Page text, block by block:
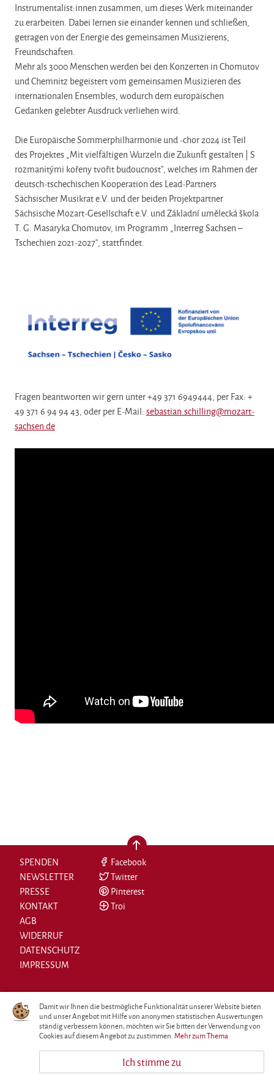
Instrumentalist:innen zusammen, um dieses Werk miteinander
zu erarbeiten. Dabei lernen sie einander kennen und schließen,
getragen von der Energie des gemeinsamen Musizierens,
Freundschaften.
Mehr als 3000 Menschen werden bei den Konzerten in Chomutov
und Chemnitz begeistert vom gemeinsamen Musizieren des
internationalen Ensembles, wodurch dem europäischen
Gedanken gelebter Ausdruck verliehen wird.
Die Europäische Sommerphilharmonie und -chor 2024 ist Teil
des Projektes „Mit vielfältigen Wurzeln die Zukunft gestalten | S
rozmanitými kořeny tvořit budoucnost“, welches im Rahmen der
deutsch-tschechischen Kooperation des Lead-Partners
Sächsischer Musikrat e.V. und der beiden Projektpartner
Sächsische Mozart-Gesellschaft e.V. und Základní umělecká škola
T. G. Masaryka Chomutov, im Programm „Interreg Sachsen –
Tschechien 2021-2027“, stattfindet.
Fragen beantworten wir gern unter +49 371 6949444, per Fax: +
49 371 6 94 94 43, oder per E-Mail:sebastian.schilling@mozart-
sachsen.de
nach oben
SPENDEN
NEWSLETTER
PRESSE
KONTAKT
AGB
WIDERRUF
DATENSCHUTZ
IMPRESSUM
Facebook
Twitter
Pinterest
Troi
Damit wir Ihnen die bestmögliche Funktionalität unserer Website bieten
und unser Angebot mit Hilfe von anonymen statistischen Auswertungen
ständig verbessern können, möchten wir Sie bitten der Verwendung von
Cookies auf diesem Angebot zu zustimmen.Mehr zum Thema
Ich stimme zu